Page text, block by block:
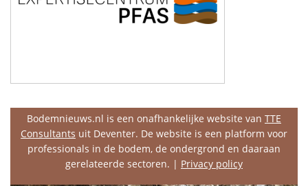
Bodemnieuws.nl is een onafhankelijke website van TTE
Consultants uit Deventer. De website is een platform voor
professionals in de bodem, de ondergrond en daaraan
gerelateerde sectoren. | Privacy policy